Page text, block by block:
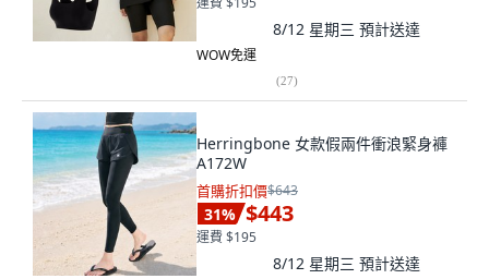
8/12 星期三 預計送達
WOW免運
(27)
Herringbone 女款假兩件衝浪緊身褲
A172W
首購折扣價$643
31% $443
運費 $195
8/12 星期三 預計送達